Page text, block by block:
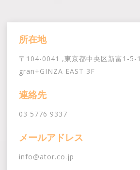
所在地
〒104-0041 ,東京都中央区新富1-5-1
gran+GINZA EAST 3F
連絡先
03 5776 9337
メールアドレス
info@ator.co.jp